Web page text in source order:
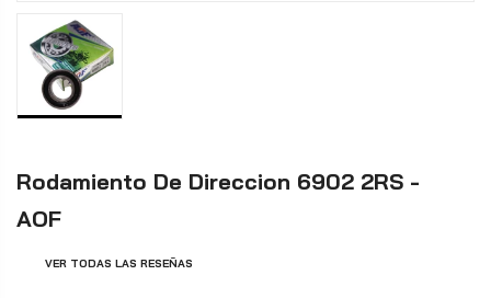
Rodamiento De Direccion 6902 2RS -
AOF
VER TODAS LAS RESEÑAS